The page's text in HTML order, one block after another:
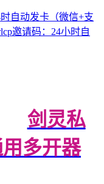
自动发卡（微信+支
邀请码：24小时自
剑灵私
多开器